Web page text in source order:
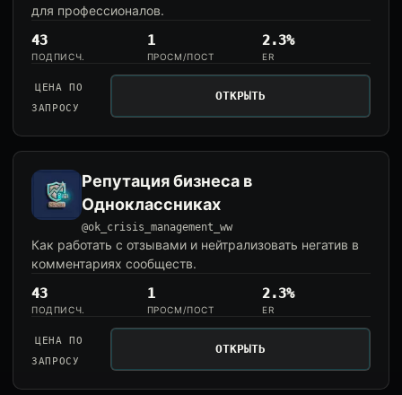
для профессионалов.
43
ПОДПИСЧ.
1
ПРОСМ/ПОСТ
2.3%
ER
ЦЕНА ПО
ЗАПРОСУ
ОТКРЫТЬ
Репутация бизнеса в
Одноклассниках
@ok_crisis_management_ww
Как работать с отзывами и нейтрализовать негатив в
комментариях сообществ.
43
ПОДПИСЧ.
1
ПРОСМ/ПОСТ
2.3%
ER
ЦЕНА ПО
ЗАПРОСУ
ОТКРЫТЬ